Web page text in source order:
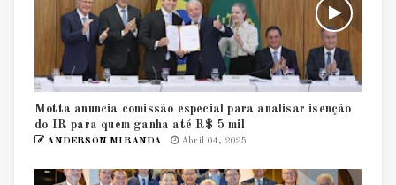
Motta anuncia comissão especial para analisar isenção
do IR para quem ganha até R$ 5 mil
ANDERSON MIRANDA Abril 04, 2025